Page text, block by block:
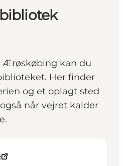
Ærøskøbing kan du
Her finder
og et oplagt sted
når vejret kalder